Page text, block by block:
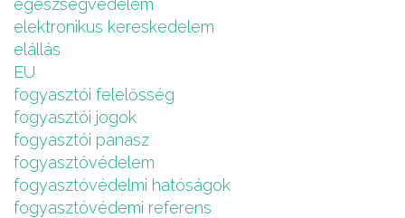
egészségvédelem
elektronikus kereskedelem
elállás
EU
fogyasztói felelősség
fogyasztói jogok
fogyasztói panasz
fogyasztóvédelem
fogyasztóvédelmi hatóságok
fogyasztóvédemi referens